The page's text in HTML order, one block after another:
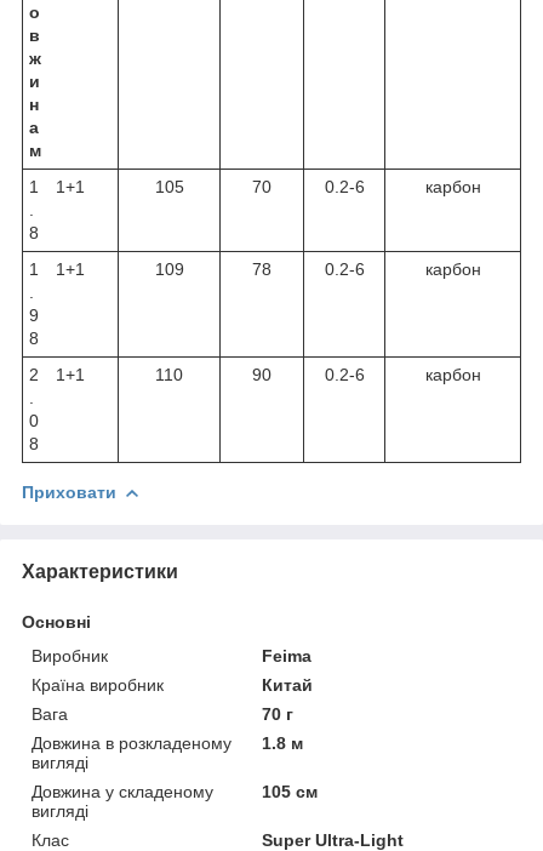
о
в
ж
и
н
а
м
1
8
1+1 105 70 0.2-6 карбон
1
9
8
1+1 109 78 0.2-6 карбон
2
0
8
1+1 110 90 0.2-6 карбон
Приховати
Характеристики
Основні
Виробник
Feima
Країна виробник
Китай
Вага
70 г
Довжина в розкладеному
вигляді
1.8 м
Довжина у складеному
вигляді
105 см
Клас
Super Ultra-Light